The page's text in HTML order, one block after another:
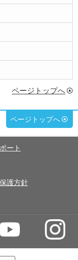
ページトップへ
ページトップへ
ート
護方針